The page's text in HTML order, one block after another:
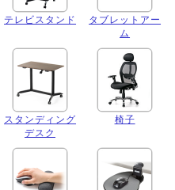
テレビスタンド
タブレットアー
ム
スタンディング
デスク
椅子